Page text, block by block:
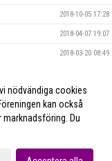
2018-10-05 17:28
2018-04-07 19:07
2018-03-20 08:49
2018-02-14 08:47
nödvändiga cookies
kan också
Du